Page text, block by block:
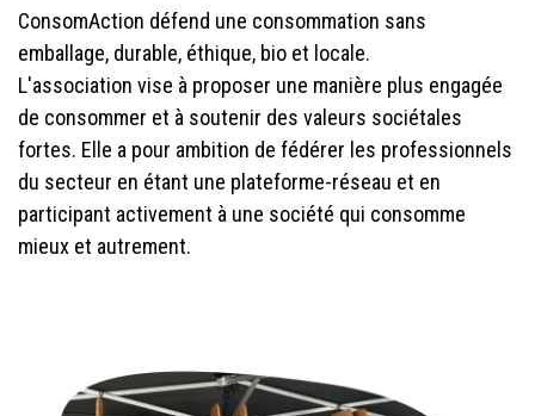
ConsomAction défend une consommation sans
emballage, durable, éthique, bio et locale.
L'association vise à proposer une manière plus engagée
de consommer et à soutenir des valeurs sociétales
fortes. Elle a pour ambition de fédérer les professionnels
du secteur en étant une plateforme-réseau et en
participant activement à une société qui consomme
mieux et autrement.